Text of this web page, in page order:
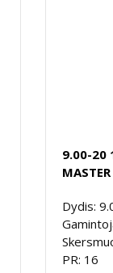
9.00-20
Dydis:
PR: 16